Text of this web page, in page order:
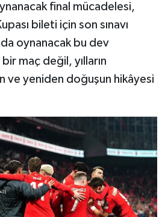
final mücadelesi,
bileti için son sınavı
oynanacak bu dev
maç değil, yılların
ve yeniden doğuşun hikâyesi